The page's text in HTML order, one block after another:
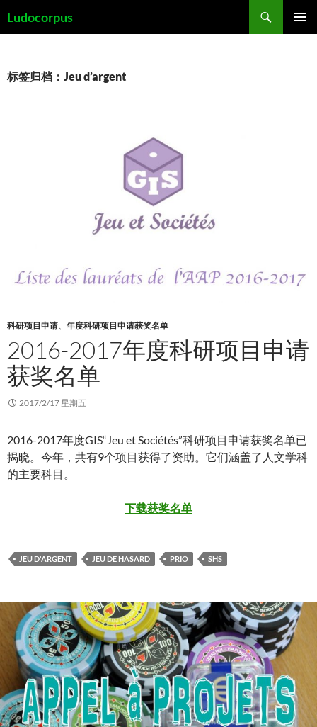
至Ludocorpus
索
标签归档：Jeu d’argent
科研项目申请、 年度科研项目申请获奖名单
2016-2017年度科研项目申请
获奖名单
2017/2/17 星期五
2016-2017年度GIS“Jeu et Sociétés”科研项目申请获奖名单已
揭晓。今年，共有9个项目获得了资助。它们涵盖了人文学科
的主要科目。
下载获奖名单
JEU D'ARGENT JEU DE HASARD PRIO SHS